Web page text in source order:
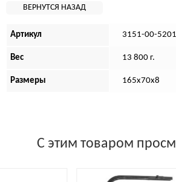
Артикул 3151-00-
Вес 13 800 г.
Размеры 165х70х8
С этим товаром